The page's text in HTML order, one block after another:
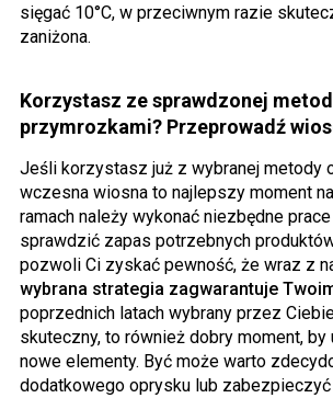
sięgać 10°C, w przeciwnym razie
zaniżona.
Korzystasz ze sprawdzonej
przymrozkami? Przeprowadź
Jeśli korzystasz już z wybranej metody
wczesna wiosna to najlepszy moment
ramach należy wykonać niezbędne
sprawdzić zapas potrzebnych
pozwoli Ci zyskać pewność, że wraz z
wybrana strategia zagwarantuje
poprzednich latach wybrany przez
skuteczny, to również dobry moment, by
nowe elementy. Być może warto
dodatkowego oprysku lub